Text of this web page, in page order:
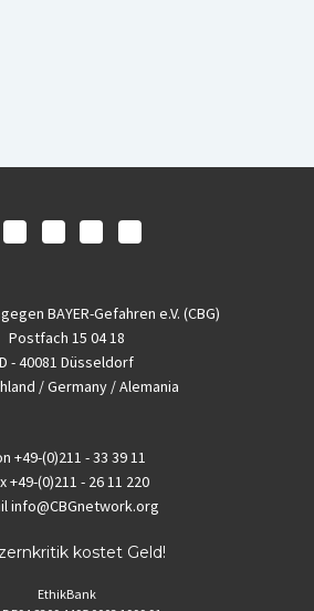
BAYER-Gefahren e.V. (CBG)
Postfach 15 04 18
D - 40081 Düsseldorf
/ Germany / Alemania
+49-(0)211 - 33 39 11
+49-(0)211 - 26 11 220
info@CBGnetwork.org
kostet Geld!
EthikBank